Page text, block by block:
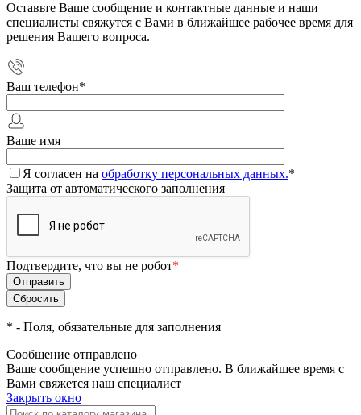
Оставьте Ваше сообщение и контактные данные и наши
специалисты свяжутся с Вами в ближайшее рабочее время для
решения Вашего вопроса.
Ваш телефон*
Ваше имя
Я согласен на обработку персональных данных.*
Защита от автоматического заполнения
Подтвердите, что вы не робот*
* - Поля, обязательные для заполнения
Сообщение отправлено
Ваше сообщение успешно отправлено. В ближайшее время с
Вами свяжется наш специалист
Закрыть окно